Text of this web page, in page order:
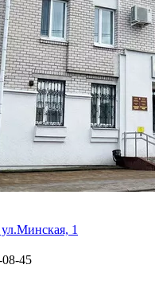
ул.Минская, 1
45